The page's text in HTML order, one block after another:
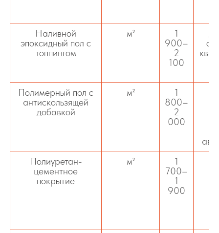
Наливной
эпоксидный пол с
топпингом
м²
1
900–
2
100
Полимерный пол с
антискользящей
добавкой
м²
1
800–
2
000
Полиуретан-
цементное
покрытие
м²
1
700–
1
900